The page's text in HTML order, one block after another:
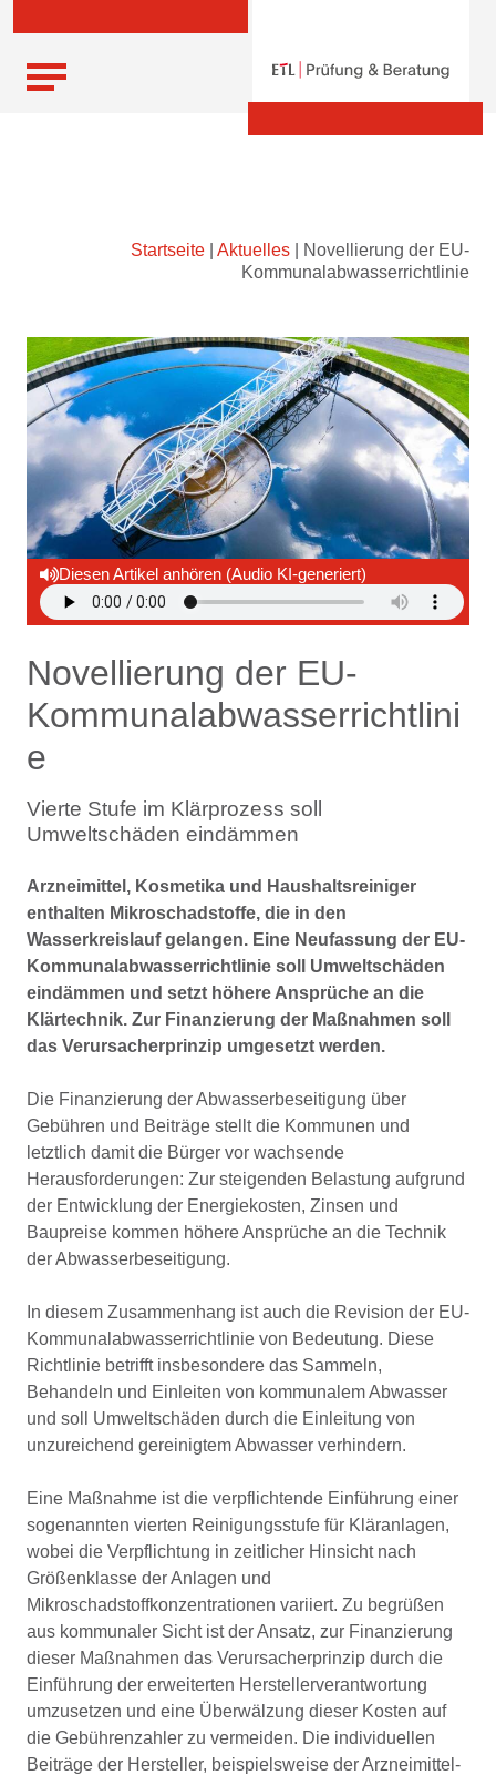
Startseite Aktuelles
Novellierung der EU-
Kommunalabwasserrichtlinie
Diesen Artikel anhören (Audio KI-generiert)
Novellierung der EU-
Kommunalabwasserrichtlini
e
Vierte Stufe im Klärprozess soll
Umweltschäden eindämmen
Arzneimittel, Kosmetika und Haushaltsreiniger
enthalten Mikroschadstoffe, die in den
Wasserkreislauf gelangen. Eine Neufassung der EU-
Kommunalabwasserrichtlinie soll Umweltschäden
eindämmen und setzt höhere Ansprüche an die
Klärtechnik. Zur Finanzierung der Maßnahmen soll
das Verursacherprinzip umgesetzt werden.
Die Finanzierung der Abwasserbeseitigung über
Gebühren und Beiträge stellt die Kommunen und
letztlich damit die Bürger vor wachsende
Herausforderungen: Zur steigenden Belastung aufgrund
der Entwicklung der Energiekosten, Zinsen und
Baupreise kommen höhere Ansprüche an die Technik
der Abwasserbeseitigung.
In diesem Zusammenhang ist auch die Revision der EU-
Kommunalabwasserrichtlinie von Be­deutung. Diese
Richtlinie betrifft insbesondere das Sammeln,
Behandeln und Einleiten von kommunalem Abwasser
und soll Umweltschäden durch die Einleitung von
unzureichend ge­reinigtem Abwasser verhindern.
Eine Maßnahme ist die verpflichtende Einführung einer
sogenannten vierten Reinigungsstufe für Kläranlagen,
wobei die Verpflichtung in zeitlicher Hinsicht nach
Größen­klasse der Anlagen und
Mikroschadstoffkonzentrationen variiert. Zu begrüßen
aus kommuna­ler Sicht ist der Ansatz, zur Finanzierung
dieser Maßnahmen das Ver­ursacherprinzip durch die
Einführung der erweiterten Herstellerverantwortung
umzusetzen und eine Überwälzung dieser Kosten auf
die Gebührenzahler zu vermeiden. Die individuellen
Beiträge der Hersteller, beispielsweise der Arzneimittel-